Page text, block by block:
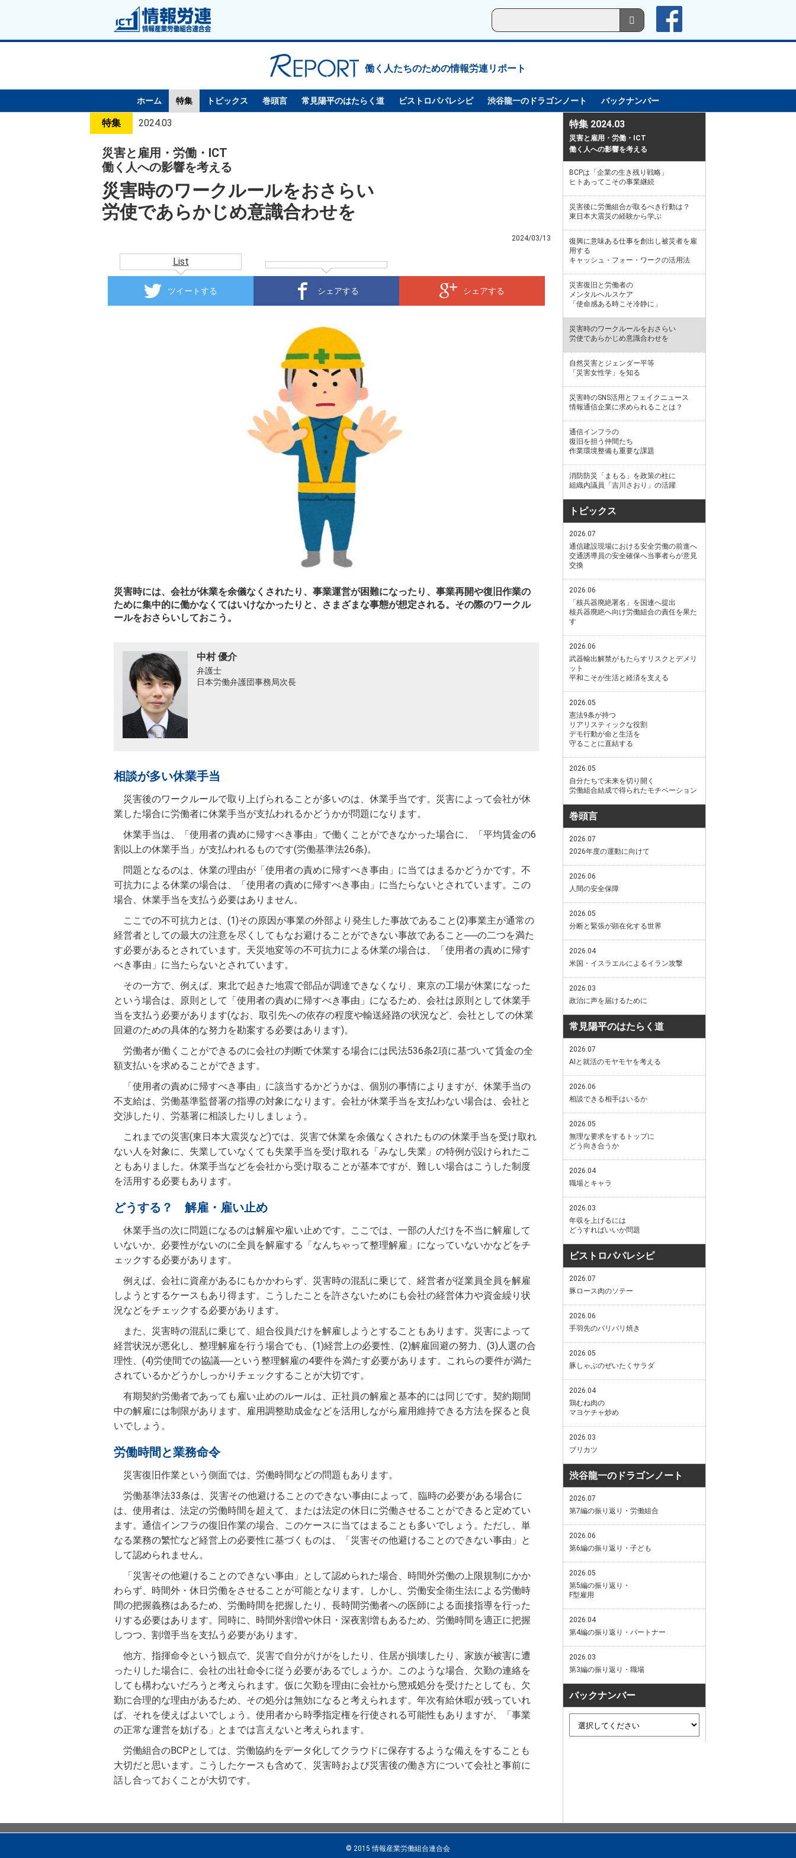
働く人たちのための情報労連リポート
ホーム 特集 トピックス 巻頭言 常見陽平のはたらく道 ビストロパパレシピ 渋谷龍一のドラゴンノート バックナンバー
特集 2024.03
災害と雇用・労働・ICT
働く人への影響を考える
災害時のワークルールをおさらい
労使であらかじめ意識合わせを
2024/03/13
List
ツイートする シェアする シェアする
災害時には、会社が休業を余儀なくされたり、事業運営が困難になったり、事業再開や復旧作業の
ために集中的に働かなくてはいけなかったりと、さまざまな事態が想定される。その際のワークル
ールをおさらいしておこう。
中村 優介
弁護士
日本労働弁護団事務局次長
相談が多い休業手当
災害後のワークルールで取り上げられることが多いのは、休業手当です。災害によって会社が休
業した場合に労働者に休業手当が支払われるかどうかが問題になります。
休業手当は、「使用者の責めに帰すべき事由」で働くことができなかった場合に、「平均賃金の6
割以上の休業手当」が支払われるものです(労働基準法26条)。
問題となるのは、休業の理由が「使用者の責めに帰すべき事由」に当てはまるかどうかです。不
可抗力による休業の場合は、「使用者の責めに帰すべき事由」に当たらないとされています。この
場合、休業手当を支払う必要はありません。
ここでの不可抗力とは、(1)その原因が事業の外部より発生した事故であること(2)事業主が通常の
経営者としての最大の注意を尽くしてもなお避けることができない事故であること──の二つを満た
す必要があるとされています。天災地変等の不可抗力による休業の場合は、「使用者の責めに帰す
べき事由」に当たらないとされています。
その一方で、例えば、東北で起きた地震で部品が調達できなくなり、東京の工場が休業になった
という場合は、原則として「使用者の責めに帰すべき事由」になるため、会社は原則として休業手
当を支払う必要があります(なお、取引先への依存の程度や輸送経路の状況など、会社としての休業
回避のための具体的な努力を勘案する必要はあります)。
労働者が働くことができるのに会社の判断で休業する場合には民法536条2項に基づいて賃金の全
額支払いを求めることができます。
「使用者の責めに帰すべき事由」に該当するかどうかは、個別の事情によりますが、休業手当の
不支給は、労働基準監督署の指導の対象になります。会社が休業手当を支払わない場合は、会社と
交渉したり、労基署に相談したりしましょう。
これまでの災害(東日本大震災など)では、災害で休業を余儀なくされたものの休業手当を受け取れ
ない人を対象に、失業していなくても失業手当を受け取れる「みなし失業」の特例が設けられたこ
ともありました。休業手当などを会社から受け取ることが基本ですが、難しい場合はこうした制度
を活用する必要もあります。
どうする？ 解雇・雇い止め
休業手当の次に問題になるのは解雇や雇い止めです。ここでは、一部の人だけを不当に解雇して
いないか、必要性がないのに全員を解雇する「なんちゃって整理解雇」になっていないかなどをチ
ェックする必要があります。
例えば、会社に資産があるにもかかわらず、災害時の混乱に乗じて、経営者が従業員全員を解雇
しようとするケースもあり得ます。こうしたことを許さないためにも会社の経営体力や資金繰り状
況などをチェックする必要があります。
また、災害時の混乱に乗じて、組合役員だけを解雇しようとすることもあります。災害によって
経営状況が悪化し、整理解雇を行う場合でも、(1)経営上の必要性、(2)解雇回避の努力、(3)人選の合
理性、(4)労使間での協議──という整理解雇の4要件を満たす必要があります。これらの要件が満た
されているかどうかしっかりチェックすることが大切です。
有期契約労働者であっても雇い止めのルールは、正社員の解雇と基本的には同じです。契約期間
中の解雇には制限があります。雇用調整助成金などを活用しながら雇用維持できる方法を探ると良
いでしょう。
労働時間と業務命令
災害復旧作業という側面では、労働時間などの問題もあります。
労働基準法33条は、災害その他避けることのできない事由によって、臨時の必要がある場合に
は、使用者は、法定の労働時間を超えて、または法定の休日に労働させることができると定めてい
ます。通信インフラの復旧作業の場合、このケースに当てはまることも多いでしょう。ただし、単
なる業務の繁忙など経営上の必要性に基づくものは、「災害その他避けることのできない事由」と
して認められません。
「災害その他避けることのできない事由」として認められた場合、時間外労働の上限規制にかか
わらず、時間外・休日労働をさせることが可能となります。しかし、労働安全衛生法による労働時
間の把握義務はあるため、労働時間を把握したり、長時間労働者への医師による面接指導を行った
りする必要はあります。同時に、時間外割増や休日・深夜割増もあるため、労働時間を適正に把握
しつつ、割増手当を支払う必要があります。
他方、指揮命令という観点で、災害で自分がけがをしたり、住居が損壊したり、家族が被害に遭
ったりした場合に、会社の出社命令に従う必要があるでしょうか。このような場合、欠勤の連絡を
しても構わないだろうと考えられます。仮に欠勤を理由に会社から懲戒処分を受けたとしても、欠
勤に合理的な理由があるため、その処分は無効になると考えられます。年次有給休暇が残っていれ
ば、それを使えばよいでしょう。使用者から時季指定権を行使される可能性もありますが、「事業
の正常な運営を妨げる」とまでは言えないと考えられます。
労働組合のBCPとしては、労働協約をデータ化してクラウドに保存するような備えをすることも
大切だと思います。こうしたケースも含めて、災害時および災害後の働き方について会社と事前に
話し合っておくことが大切です。
特集 2024.03
災害と雇用・労働・ICT
働く人への影響を考える
BCPは「企業の生き残り戦略」
ヒトあってこその事業継続
災害後に労働組合が取るべき行動は？
東日本大震災の経験から学ぶ
復興に意味ある仕事を創出し被災者を雇
用する
キャッシュ・フォー・ワークの活用法
災害復旧と労働者の
メンタルヘルスケア
「使命感ある時こそ冷静に」
災害時のワークルールをおさらい
労使であらかじめ意識合わせを
自然災害とジェンダー平等
「災害女性学」を知る
災害時のSNS活用とフェイクニュース
情報通信企業に求められることは？
通信インフラの
復旧を担う仲間たち
作業環境整備も重要な課題
消防防災「まもる」を政策の柱に
組織内議員「吉川さおり」の活躍
トピックス
2026.07
通信建設現場における安全労働の前進へ
交通誘導員の安全確保へ当事者らが意見
交換
2026.06
「核兵器廃絶署名」を国連へ提出
核兵器廃絶へ向け労働組合の責任を果た
す
2026.06
武器輸出解禁がもたらすリスクとデメリ
ット
平和こそが生活と経済を支える
2026.05
憲法9条が持つ
リアリスティックな役割
デモ行動が命と生活を
守ることに直結する
2026.05
自分たちで未来を切り開く
労働組合結成で得られたモチベーション
巻頭言
2026.07
2026年度の運動に向けて
2026.06
人間の安全保障
2026.05
分断と緊張が顕在化する世界
2026.04
米国・イスラエルによるイラン攻撃
2026.03
政治に声を届けるために
常見陽平のはたらく道
2026.07
AIと就活のモヤモヤを考える
2026.06
相談できる相手はいるか
2026.05
無理な要求をするトップに
どう向き合うか
2026.04
職場とキャラ
2026.03
年収を上げるには
どうすればいいか問題
ビストロパパレシピ
2026.07
豚ロース肉のソテー
2026.06
手羽先のパリパリ焼き
2026.05
豚しゃぶのぜいたくサラダ
2026.04
鶏むね肉の
マヨケチャ炒め
2026.03
ブリカツ
渋谷龍一のドラゴンノート
2026.07
第7編の振り返り・労働組合
2026.06
第6編の振り返り・子ども
2026.05
第5編の振り返り・
F型雇用
2026.04
第4編の振り返り・パートナー
2026.03
第3編の振り返り・職場
バックナンバー
© 2015 情報産業労働組合連合会